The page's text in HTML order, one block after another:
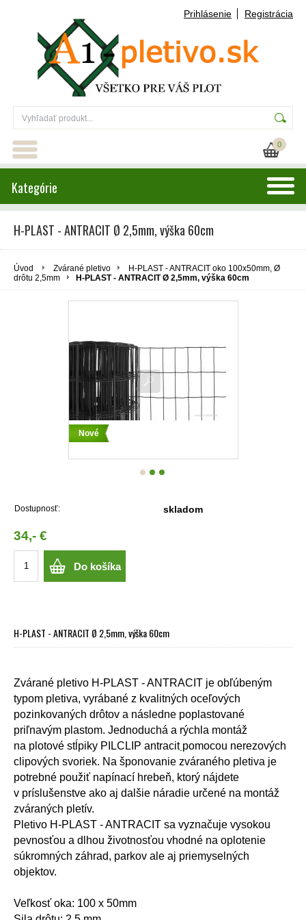
Prihlásenie Registrácia
0
Kategórie
H-PLAST - ANTRACIT Ø 2,5mm, výška 60cm
Úvod Zvárané pletivo
H-PLAST - ANTRACIT oko 100x50mm, Ø
drôtu 2,5mm
H-PLAST - ANTRACIT Ø 2,5mm, výška 60cm
Nové
Dostupnosť: skladom
34,- €
Do košíka
H-PLAST - ANTRACIT Ø 2,5mm, výška 60cm
Zvárané pletivo H-PLAST - ANTRACIT je obľúbeným
typom pletiva, vyrábané z kvalitných oceľových
pozinkovaných drôtov a následne poplastované
priľnavým plastom. Jednoduchá a rýchla montáž
na plotové stĺpiky PILCLIP antracit pomocou nerezových
clipových svoriek. Na šponovanie zváraného pletiva je
potrebné použiť napínací hrebeň, ktorý nájdete
v príslušenstve ako aj dalšie náradie určené na montáž
zváraných pletív.
Pletivo H-PLAST - ANTRACIT sa vyznačuje vysokou
pevnosťou a dlhou životnosťou vhodné na oplotenie
súkromných záhrad, parkov ale aj priemyselných
objektov.
Veľkosť oka: 100 x 50mm